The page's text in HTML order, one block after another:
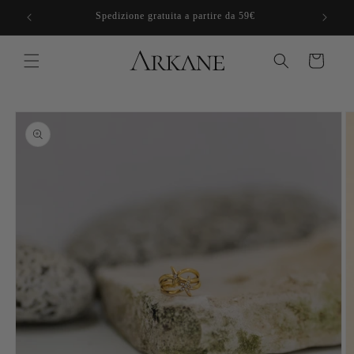
direttamente
Spedizione gratuita a partire da 59€
Carrello
Passa alle
informazioni
sul prodotto